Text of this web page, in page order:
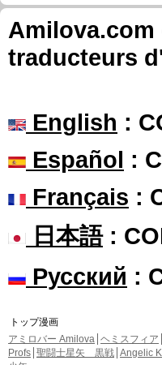
traducteurs
English :
Español :
Français :
日本語:
Русский :
トップ漫画
アミロバー Amilova ヘミスフィア
Profs 聖闘士星矢 黒戦 Angelic